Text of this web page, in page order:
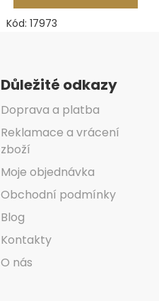
Kód: 17973
Důležité odkazy
Doprava a platba
Reklamace a vrácení
zboží
Moje objednávka
Obchodní podmínky
Blog
Kontakty
O nás